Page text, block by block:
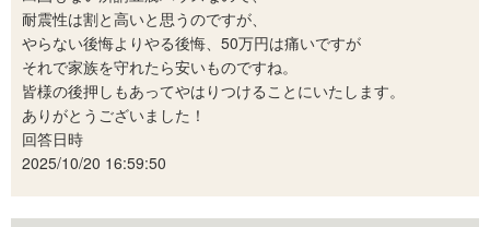
耐震性は割と高いと思うのですが、
やらない後悔よりやる後悔、50万円は痛いですが
それで家族を守れたら安いものですね。
皆様の後押しもあってやはりつけることにいたします。
ありがとうございました！
回答日時
2025/10/20 16:59:50